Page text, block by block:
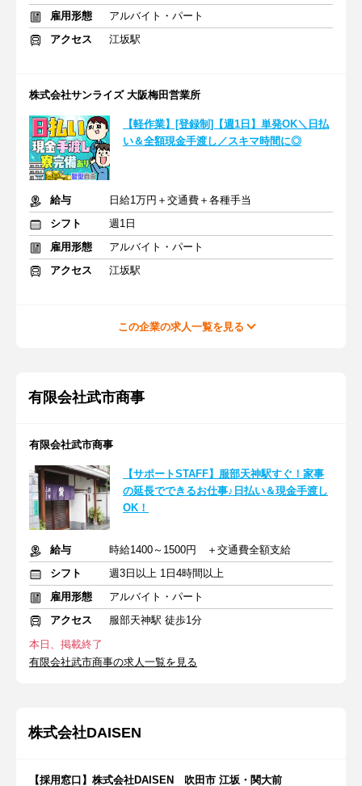
雇用形態
アルバイト・パート
アクセス
江坂駅
株式会社サンライズ 大阪梅田営業所
【軽作業】[登録制]【週1日】単発OK＼日払
い＆全額現金手渡し／スキマ時間に◎
給与
日給1万円＋交通費＋各種手当
シフト
週1日
雇用形態
アルバイト・パート
アクセス
江坂駅
この企業の求人一覧を見る
有限会社武市商事
有限会社武市商事
【サポートSTAFF】服部天神駅すぐ！家事
の延長でできるお仕事♪日払い＆現金手渡し
OK！
給与
時給1400～1500円 ＋交通費全額支給
シフト
週3日以上 1日4時間以上
雇用形態
アルバイト・パート
アクセス
服部天神駅 徒歩1分
本日、掲載終了
有限会社武市商事の求人一覧を見る
株式会社DAISEN
【採用窓口】株式会社DAISEN 吹田市 江坂・関大前